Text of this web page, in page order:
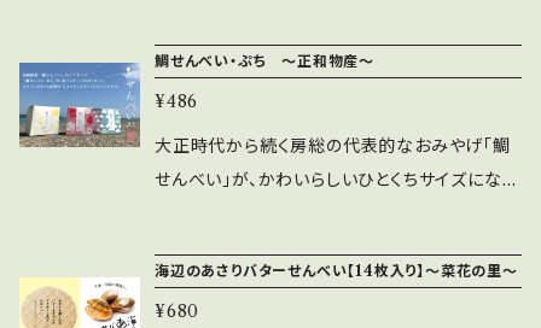
ヒドロキシプロピルトリモニウム、加水分解ヒア
ルロン酸、ヒアルロン酸Ｎａ、ハチミツ、レモン果
皮油、海水、海塩、コメヌカ油、オリーブ果実油、
ホホバ種子油、アルガニアスピノサ核油、スクワ
ラン、トコフェロール、ポリソルベート６０、ステア
香酸Ｎａ、ココイルアルギニンエチルＰＣＡ
素
バター、砂糖、クリーム（乳製品）、ピーナッツ、
卵、アーモンドパウダー、キャラメルパウダー（加
糖練乳、脱脂粉乳、砂糖、全脂粉乳、クリームチ
ーズ）、食用油脂、小麦でん粉、デキストリン、食
を含む。※本品製造工場では、えびを含む製品
鯛せんべい・ぷち ～正和物産～
¥486
大正時代から続く房総の代表的なおみやげ「鯛
せんべい」が、かわいらしいひとくちサイズになり
桃色」の3種類から選べます。（中身の鯛せんべい
は同じです） 保存料なども一切使わず、シンプル
海辺のあさりバターせんべい【14枚入り】～菜花の里～
¥680